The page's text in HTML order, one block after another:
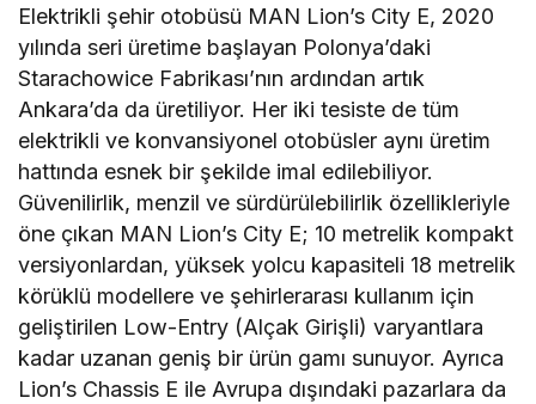
Elektrikli şehir otobüsü MAN Lion’s City E, 2020
yılında seri üretime başlayan Polonya’daki
Starachowice Fabrikası’nın ardından artık
Ankara’da da üretiliyor. Her iki tesiste de tüm
elektrikli ve konvansiyonel otobüsler aynı üretim
hattında esnek bir şekilde imal edilebiliyor.
Güvenilirlik, menzil ve sürdürülebilirlik özellikleriyle
öne çıkan MAN Lion’s City E; 10 metrelik kompakt
versiyonlardan, yüksek yolcu kapasiteli 18 metrelik
körüklü modellere ve şehirlerarası kullanım için
geliştirilen Low-Entry (Alçak Girişli) varyantlara
kadar uzanan geniş bir ürün gamı sunuyor. Ayrıca
Lion’s Chassis E ile Avrupa dışındaki pazarlara da